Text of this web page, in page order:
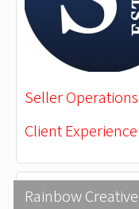
Seller
Client
Rainbow